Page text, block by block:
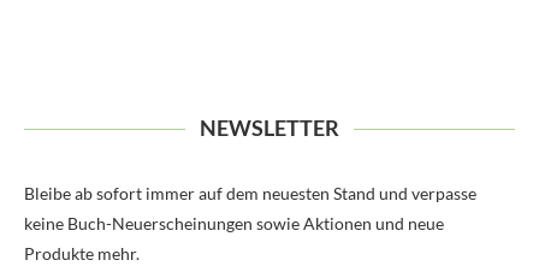
NEWSLETTER
Bleibe ab sofort immer auf dem neuesten Stand und verpasse
keine Buch-Neuerscheinungen sowie Aktionen und neue
Produkte mehr.